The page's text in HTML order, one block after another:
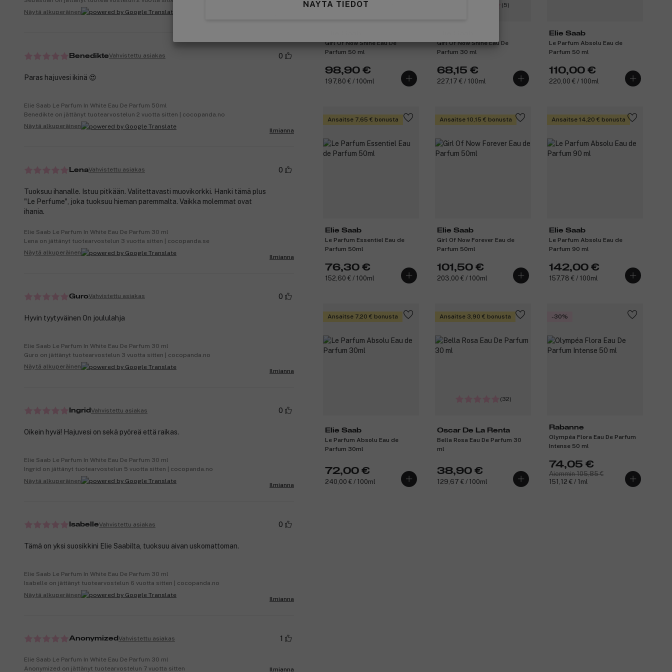
NÄYTÄ TIEDOT
Girl Of Now Shine Eau De
Parfum 50 ml
98,90 €
197,80 € / 100ml
(5)
Girl Of Now Shine Eau De
Parfum 30 ml
68,15 €
227,17 € / 100ml
Elie Saab
Le Parfum Absolu Eau de
Parfum 50 ml
110,00 €
220,00 € / 100ml
Ansaitse 7,65 € bonusta
Elie Saab
Le Parfum Essentiel Eau de
Parfum 50ml
76,30 €
152,60 € / 100ml
Ansaitse 10,15 € bonusta
Elie Saab
Girl Of Now Forever Eau de
Parfum 50ml
101,50 €
203,00 € / 100ml
Ansaitse 14,20 € bonusta
Elie Saab
Le Parfum Absolu Eau de
Parfum 90 ml
142,00 €
157,78 € / 100ml
Ansaitse 7,20 € bonusta
Elie Saab
Le Parfum Absolu Eau de
Parfum 30ml
72,00 €
240,00 € / 100ml
Ansaitse 3,90 € bonusta
(32)
Oscar De La Renta
Bella Rosa Eau De Parfum 30
ml
38,90 €
129,67 € / 100ml
-30%
Rabanne
Olympéa Flora Eau De Parfum
Intense 50 ml
74,05 €
Aiemmin 105,85 €
151,12 € / 1ml
Näytä alkuperäinen
BenedikteVahvistettu asiakas 0
Paras hajuvesi ikinä 😍
Elie Saab Le Parfum In White Eau De Parfum 50ml
Benedikte on jättänyt tuotearvostelun 2 vuotta sitten | cocopanda.no
Näytä alkuperäinen
Ilmianna
LenaVahvistettu asiakas 0
Tuoksuu ihanalle. Istuu pitkään. Valitettavasti muovikorkki. Hanki tämä plus
"Le Perfume", joka tuoksuu hieman paremmalta. Vaikka molemmat ovat
ihania.
Elie Saab Le Parfum In White Eau De Parfum 30 ml
Lena on jättänyt tuotearvostelun 3 vuotta sitten | cocopanda.se
Näytä alkuperäinen
Ilmianna
GuroVahvistettu asiakas 0
Hyvin tyytyväinen On joululahja
Elie Saab Le Parfum In White Eau De Parfum 30 ml
Guro on jättänyt tuotearvostelun 3 vuotta sitten | cocopanda.no
Näytä alkuperäinen
Ilmianna
Ingrid Vahvistettu asiakas 0
Oikein hyvä! Hajuvesi on sekä pyöreä että raikas.
Elie Saab Le Parfum In White Eau De Parfum 30 ml
Ingrid on jättänyt tuotearvostelun 5 vuotta sitten | cocopanda.no
Näytä alkuperäinen
Ilmianna
IsabelleVahvistettu asiakas 0
Tämä on yksi suosikkini Elie Saabilta, tuoksuu aivan uskomattoman.
Elie Saab Le Parfum In White Eau De Parfum 30 ml
Isabelle on jättänyt tuotearvostelun 6 vuotta sitten | cocopanda.no
Näytä alkuperäinen
Ilmianna
Anonymized Vahvistettu asiakas 1
Elie Saab Le Parfum In White Eau De Parfum 30 ml
Anonymized on jättänyt tuotearvostelun 7 vuotta sitten
Ilmianna